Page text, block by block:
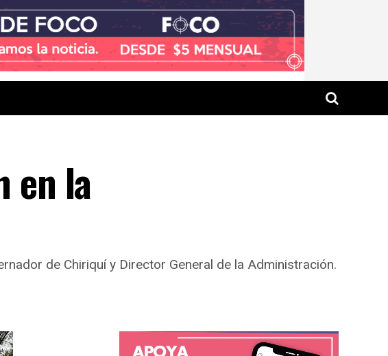
en la
de Chiriquí y Director General de la Administración.